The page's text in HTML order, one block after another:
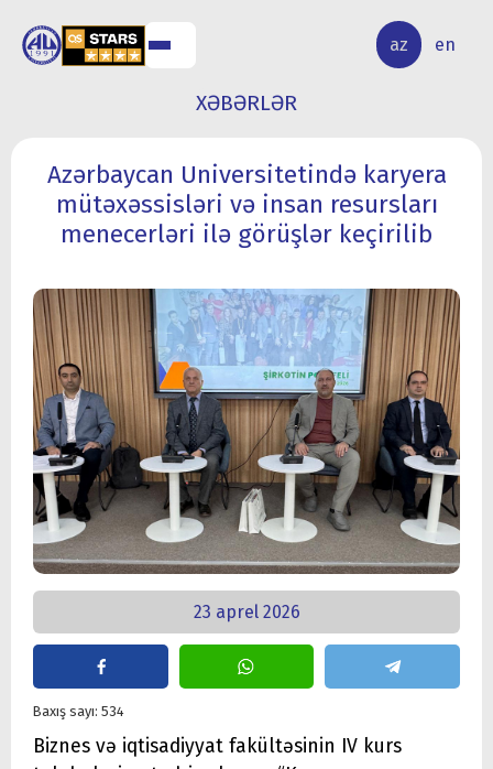
az en
ELMİ
TƏDQİQAT
XƏBƏRLƏR
Azərbaycan Universitetində karyera
mütəxəssisləri və insan resursları
menecerləri ilə görüşlər keçirilib
23 aprel 2026
Baxış sayı: 534
Biznes və iqtisadiyyat fakültəsinin IV kurs